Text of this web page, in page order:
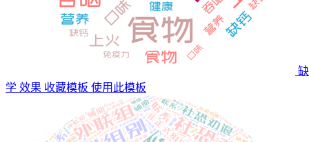
学 效果 收藏模板 使用此模板